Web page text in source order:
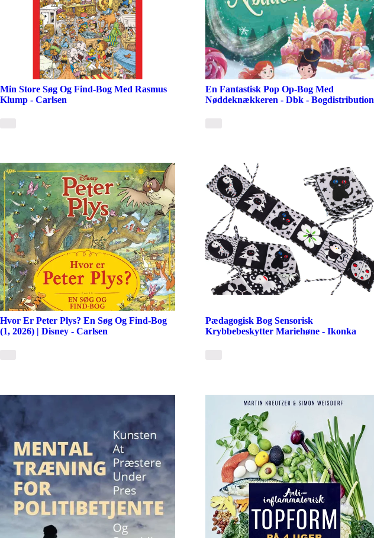
Min Store Søg Og Find-Bog Med Rasmus
Klump - Carlsen
En Fantastisk Pop Op-Bog Med
Nøddeknækkeren - Dbk - Bogdistribution
Hvor Er Peter Plys? En Søg Og Find-Bog
(1, 2026) | Disney - Carlsen
Pædagogisk Bog Sensorisk
Krybbebeskytter Mariehøne - Ikonka